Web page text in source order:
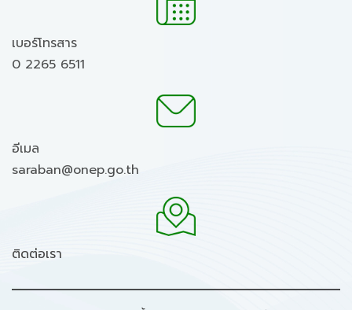
เบอร์โทรสาร
0 2265 6511
อีเมล
saraban@onep.go.th
ติดต่อเรา